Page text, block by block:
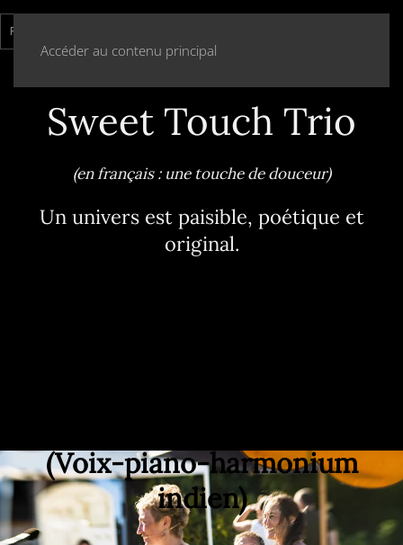
Accéder au contenu principal
Sweet Touch Trio
(en français : une touche de douceur)
Un univers est paisible, poétique et
original.
(Voix-piano-harmonium
indien)